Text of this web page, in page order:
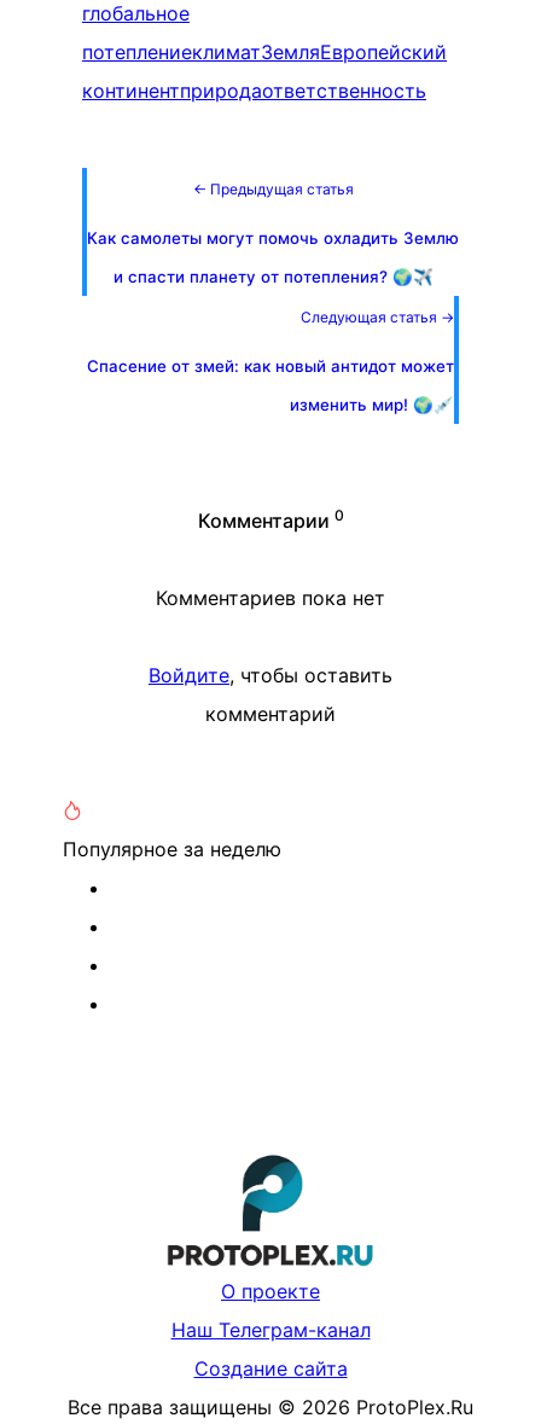
глобальное
потеплениеклиматЗемляЕвропейский
континентприродаответственность
← Предыдущая статья
Как самолеты могут помочь охладить Землю
и спасти планету от потепления? 🌍✈️
Следующая статья →
Спасение от змей: как новый антидот может
изменить мир! 🌍💉
Комментарии 0
Комментариев пока нет
Войдите, чтобы оставить
комментарий
Популярное за неделю
О проекте
Наш Телеграм-канал
Создание сайта
Все права защищены © 2026 ProtoPlex.Ru